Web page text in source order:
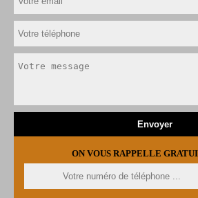
ON VOUS RAPPELLE